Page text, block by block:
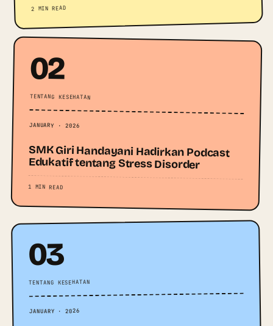
2 MIN READ
02
TENTANG KESEHATAN
JANUARY · 2026
SMK Giri Handayani Hadirkan Podcast
Edukatif tentang Stress Disorder
1 MIN READ
03
TENTANG KESEHATAN
JANUARY · 2026